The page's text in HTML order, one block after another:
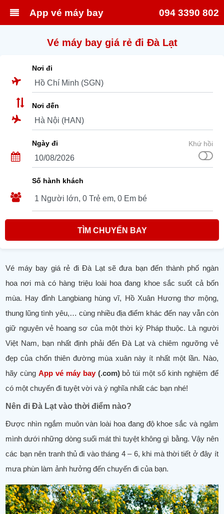
App vé máy bay 094 3390 802
Vé máy bay giá rẻ đi Đà Lạt
Nơi đi
Nơi đến
Ngày đi Khứ hồi
Số hành khách
TÌM CHUYẾN BAY
Vé máy bay giá rẻ đi Đà Lạt sẽ đưa bạn đến thành phố ngàn
hoa nơi mà có hàng triệu loài hoa đang khoe sắc suốt cả bốn
mùa. Hay đỉnh Langbiang hùng vĩ, Hồ Xuân Hương thơ mộng,
thung lũng tình yêu,… cùng nhiều địa điểm khác đến nay vẫn còn
giữ nguyên vẻ hoang sơ của một thời kỳ Pháp thuộc. Là người
Việt Nam, bạn nhất định phải đến Đà Lạt và chiêm ngưỡng vẻ
đẹp của chốn thiên đường mùa xuân này ít nhất một lần. Nào,
hãy cùng App vé máy bay(.com) bỏ túi một số kinh nghiệm để
có một chuyến đi tuyệt vời và ý nghĩa nhất các bạn nhé!
Nên đi Đà Lạt vào thời điểm nào?
Được nhìn ngắm muôn vàn loài hoa đang độ khoe sắc và ngâm
mình dưới những dòng suối mát thì tuyệt không gì bằng. Vậy nên
các bạn nên tranh thủ đi vào tháng 4 – 6, khi mà thời tiết ở đây ít
mưa phùn làm ảnh hưởng đến chuyến đi của bạn.